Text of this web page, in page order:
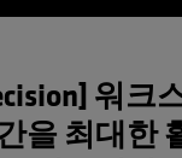
워크
을 최대한